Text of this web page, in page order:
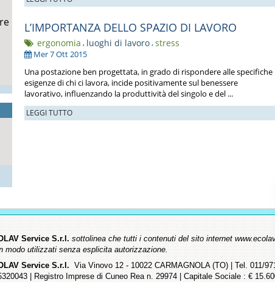
L’IMPORTANZA DELLO SPAZIO DI LAVORO
ergonomia , luoghi di lavoro,stress
Mer 7 Ott 2015
Una postazione ben progettata, in grado di rispondere alle specifiche
esigenze di chi ci lavora, incide positivamente sul benessere
lavorativo, influenzando la produttività del singolo e del ...
LEGGI TUTTO
Service S.r.l. sottolinea che tutti i contenuti del sito internet
modo utilizzati senza esplicita autorizzazione.
Service S.r.l. Via Vinovo 12 - 10022 CARMAGNOLA (TO) | Tel. 011/
| Registro Imprese di Cuneo Rea n. 29974 | Capitale Sociale : €